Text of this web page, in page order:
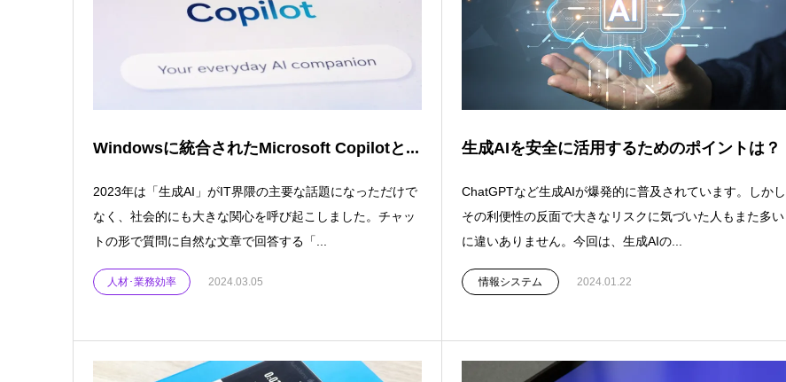
Windowsに統合されたMicrosoft Copilotと...
2023年は「生成AI」がIT界隈の主要な話題になっただけで
なく、社会的にも大きな関心を呼び起こしました。チャッ
トの形で質問に自然な文章で回答する「...
人材･業務効率 2024.03.05
生成AIを安全に活用するためのポイントは？
ChatGPTなど生成AIが爆発的に普及されています。しかし
その利便性の反面で大きなリスクに気づいた人もまた多い
に違いありません。今回は、生成AIの...
情報システム 2024.01.22